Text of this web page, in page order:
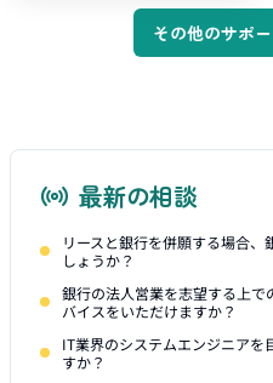
その他のサポ
最新の相談
リースと銀行を併願する場合
しょうか？
銀行の法人営業を志望する上で
バイスをいただけますか？
IT業界のシステムエンジニアを
すか？